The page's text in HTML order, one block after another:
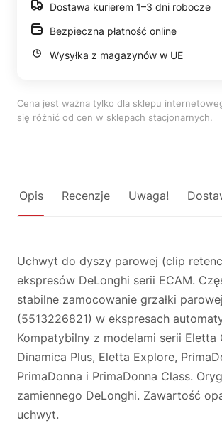
Dostawa kurierem 1–3 dni robocze
Bezpieczna płatność online
Wysyłka z magazynów w UE
Cena jest ważna tylko dla sklepu
się różnić od cen w sklepach stacjonarnych.
Opis Recenzje Uwaga!
Uchwyt do dyszy parowej (clip
ekspresów DeLonghi serii ECAM.
stabilne zamocowanie grzałki parowej
(5513226821) w ekspresach
Kompatybilny z modelami serii Eletta
Dinamica Plus, Eletta Explore,
PrimaDonna i PrimaDonna Class.
zamiennego DeLonghi. Zawartość
uchwyt.